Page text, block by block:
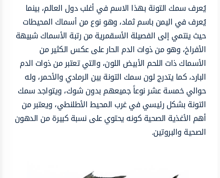
يُعرف سمك التونة بهذا الاسم في أغلب دول العالم، بينما
يُعرف في اليمن باسم ثماد، وهو نوع من أسماك المحيطات
حيث ينتمي إلى الفصيلة الأسقمرية من رتبة الأسماك شبيهة
الأفراخ، وهو من ذوات الدم الحار على عكس الكثير من
الأسماك ذات اللحم الأبيض اللون، والتي تعتبر من ذوات الدم
البارد، كما يتدرج لون سمك التونة بين الرمادي والأحمر، وله
حوالي خمسة عشر نوعاً جميعهم بدون شوك، ويتواجد سمك
التونة بشكل رئيسي في غرب المحيط الأطلنطي، ويعتبر من
أهم الأغذية الصحية كونه يحتوي على نسبة كبيرة من الدهون
الصحية والبروتين.